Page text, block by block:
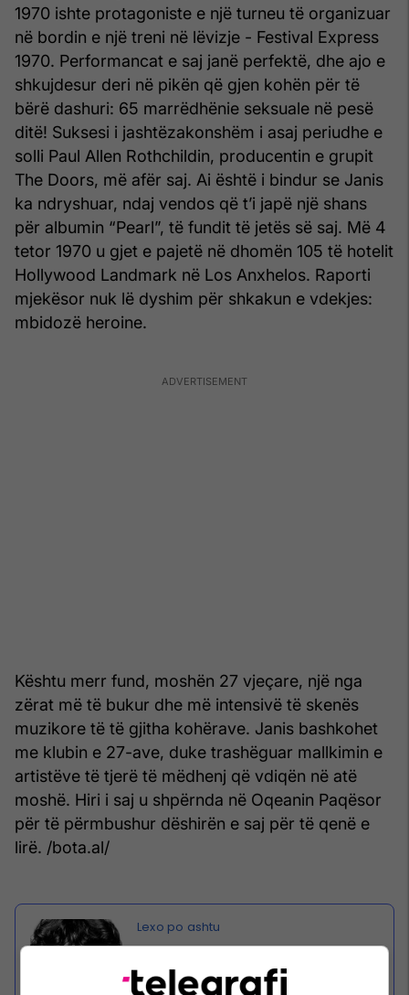
1970 ishte protagoniste e një turneu të organizuar
në bordin e një treni në lëvizje - Festival Express
1970. Performancat e saj janë perfektë, dhe ajo e
shkujdesur deri në pikën që gjen kohën për të
bërë dashuri: 65 marrëdhënie seksuale në pesë
ditë! Suksesi i jashtëzakonshëm i asaj periudhe e
solli Paul Allen Rothchildin, producentin e grupit
The Doors, më afër saj. Ai është i bindur se Janis
ka ndryshuar, ndaj vendos që t’i japë një shans
për albumin “Pearl”, të fundit të jetës së saj. Më 4
tetor 1970 u gjet e pajetë në dhomën 105 të hotelit
Hollywood Landmark në Los Anxhelos. Raporti
mjekësor nuk lë dyshim për shkakun e vdekjes:
mbidozë heroine.
Kështu merr fund, moshën 27 vjeçare, një nga
zërat më të bukur dhe më intensivë të skenës
muzikore të të gjitha kohërave. Janis bashkohet
me klubin e 27-ave, duke trashëguar mallkimin e
artistëve të tjerë të mëdhenj që vdiqën në atë
moshë. Hiri i saj u shpërnda në Oqeanin Paqësor
për të përmbushur dëshirën e saj për të qenë e
lirë. /bota.al/
Aktori i “Star Trek” vdiq në moshë
27 vjeçare, por cilët ishin të